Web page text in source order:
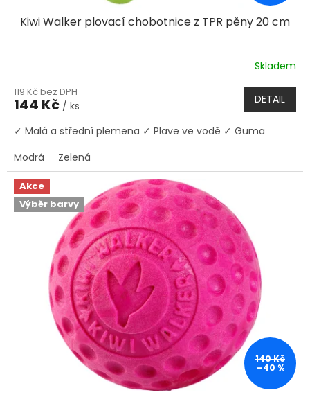
Kiwi Walker plovací chobotnice z TPR pěny 20 cm
Skladem
119 Kč bez DPH
144 Kč / ks DETAIL
✓ Malá a střední plemena ✓ Plave ve vodě ✓ Guma
Modrá
Zelená
Akce
Výběr barvy
140 Kč
–40 %